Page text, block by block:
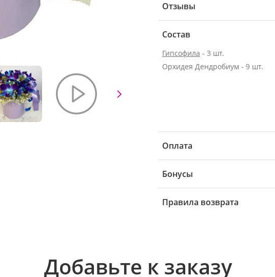
Отзывы
Состав
Гипсофила - 3 шт.
Орхидея Дендробиум - 9 шт.
Оплата
Бонусы
Правила возврата
Добавьте к заказу